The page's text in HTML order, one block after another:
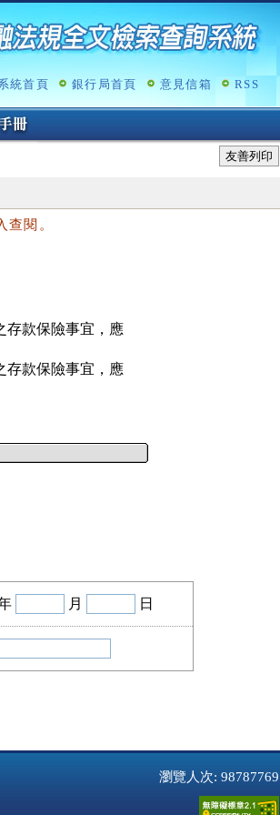
統首頁 銀行局首頁 意見信箱 RSS
友善列印
閱。
存款保險事宜，應
存款保險事宜，應
月 日
瀏覽人次: 98787769